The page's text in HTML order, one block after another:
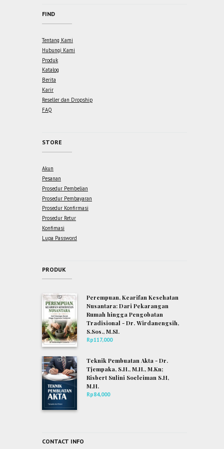
FIND
Tentang Kami
Hubungi Kami
Produk
Katalog
Berita
Karir
Reseller dan Dropship
FAQ
STORE
Akun
Pesanan
Prosedur Pembelian
Prosedur Pembayaran
Prosedur Konfirmasi
Prosedur Retur
Konfimasi
Lupa Password
PRODUK
Perempuan, Kearifan Kesehatan
Nusantara: Dari Pekarangan
Rumah hingga Pengobatan
Tradisional - Dr. Wirdanengsih,
S.Sos., M.SI.
Rp117,000
Teknik Pembuatan Akta - Dr.
Tjempaka, S.H., M.H., M.Kn;
Risbert Sulini Soeleiman S.H,
M.H.
Rp84,000
CONTACT INFO